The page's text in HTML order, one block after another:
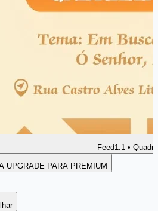
Feed1:1 •
UPGRADE PARA PREMIUM